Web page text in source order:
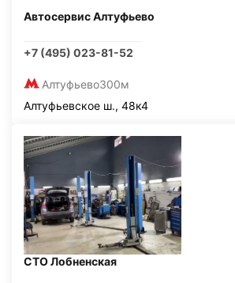
Автосервис Алтуфьево
+7 (495) 023-81-52
Алтуфьево300м
Алтуфьевское ш., 48к4
СТО Лобненская